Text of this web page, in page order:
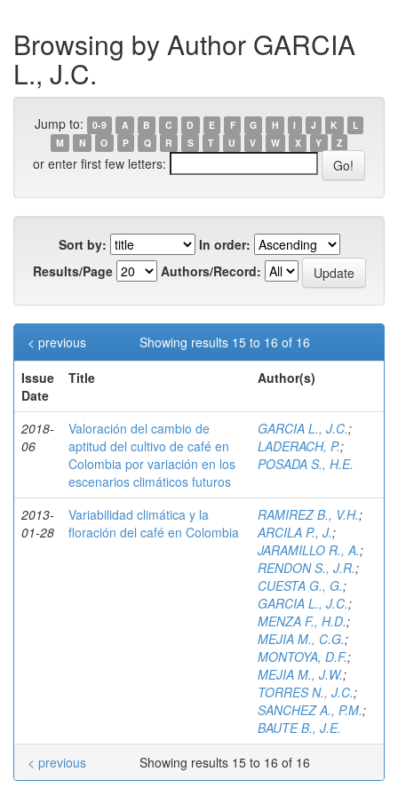
Browsing by Author GARCIA
L., J.C.
Jump to: 0-9 A B C D E F G H I J K
L
M
N O P Q R S T U V W X Y Z
or enter first few letters:
Sort by:
In order:
Results/Page
Authors/Record:
Showing results 15 to 16 of 16
< previous
Issue
Date
Title Author(s)
2018-
06
Valoración del cambio de
aptitud del cultivo de café en
Colombia por variación en los
escenarios climáticos futuros
GARCIA L., J.C.;
LADERACH, P.;
POSADA S., H.E.
2013-
01-28
Variabilidad climática y la
floración del café en Colombia
RAMIREZ B., V.H.;
ARCILA P., J.;
JARAMILLO R., A.;
RENDON S., J.R.;
CUESTA G., G.;
GARCIA L., J.C.;
MENZA F., H.D.;
MEJIA M., C.G.;
MONTOYA, D.F.;
MEJIA M., J.W.;
TORRES N., J.C.;
SANCHEZ A., P.M.;
BAUTE B., J.E.
Showing results 15 to 16 of 16
< previous